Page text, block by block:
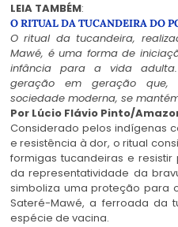
LEIA TAMBÉM:
O RITUAL DA TUCANDEIRA DO
O ritual da tucandeira,
Mawé, é uma forma de
infância para a vida
geração em geração
sociedade moderna, se
Por Lúcio Flávio Pinto/
Considerado pelos indígenas
e resistência à dor, o ritual
formigas tucandeiras e resistir
da representatividade da
simboliza uma proteção para
Sateré-Mawé, a ferroada da
espécie de vacina.